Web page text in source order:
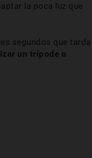
la poca luz que
segundos que tarda
un trípode o